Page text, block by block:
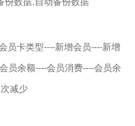
员卡类型----新增会员----新增
员余额----会员消费----会员余
减少